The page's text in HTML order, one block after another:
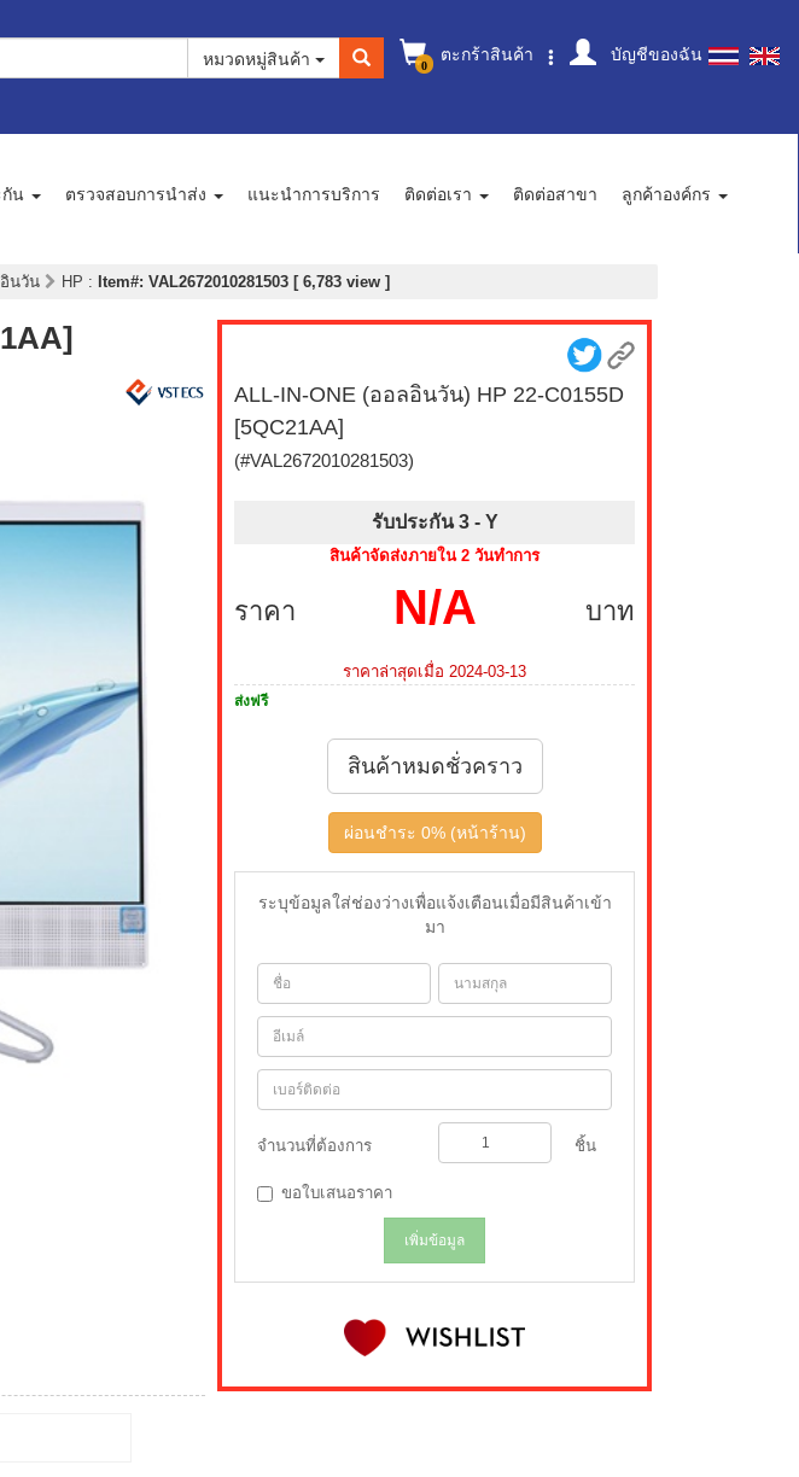
0 ตะกร้าสินค้า บัญชีของฉัน
หมวดหมู่สินค้า
น ตรวจสอบการนำส่ง แนะนำการบริการ ติดต่อเรา ติดต่อสาขา
ลูกค้าองค์กร
นวัน HP : Item#: VAL2672010281503 [ 6,783 view ]
ALL-IN-ONE (ออลอินวัน) HP 22-C0155D
[5QC21AA]
(#VAL2672010281503)
รับประกัน 3 - Y
สินค้าจัดส่งภายใน 2 วันทำการ
ราคา บาท
N/A
ราคาล่าสุดเมื่อ 2024-03-13
ส่งฟรี
สินค้าหมดชั่วคราว
ผ่อนชำระ 0% (หน้าร้าน)
ระบุข้อมูลใส่ช่องว่างเพื่อแจ้งเตือนเมื่อมีสินค้าเข้า
มา
จำนวนที่ต้องการ ชิ้น
ขอใบเสนอราคา
เพิ่มข้อมูล